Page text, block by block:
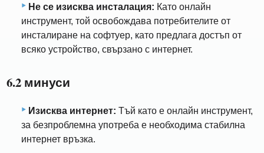
Не се изисква инсталация: Като онлайн
инструмент, той освобождава потребителите от
инсталиране на софтуер, като предлага достъп от
всяко устройство, свързано с интернет.
6.2 минуси
Изисква интернет: Тъй като е онлайн инструмент,
за безпроблемна употреба е необходима стабилна
интернет връзка.